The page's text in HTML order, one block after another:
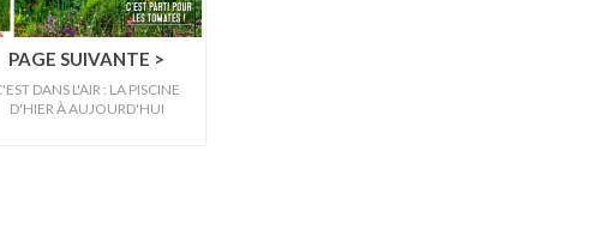
PAGE SUIVANTE >
DANS L'AIR : LA PISCINE
D'HIER À AUJOURD'HUI